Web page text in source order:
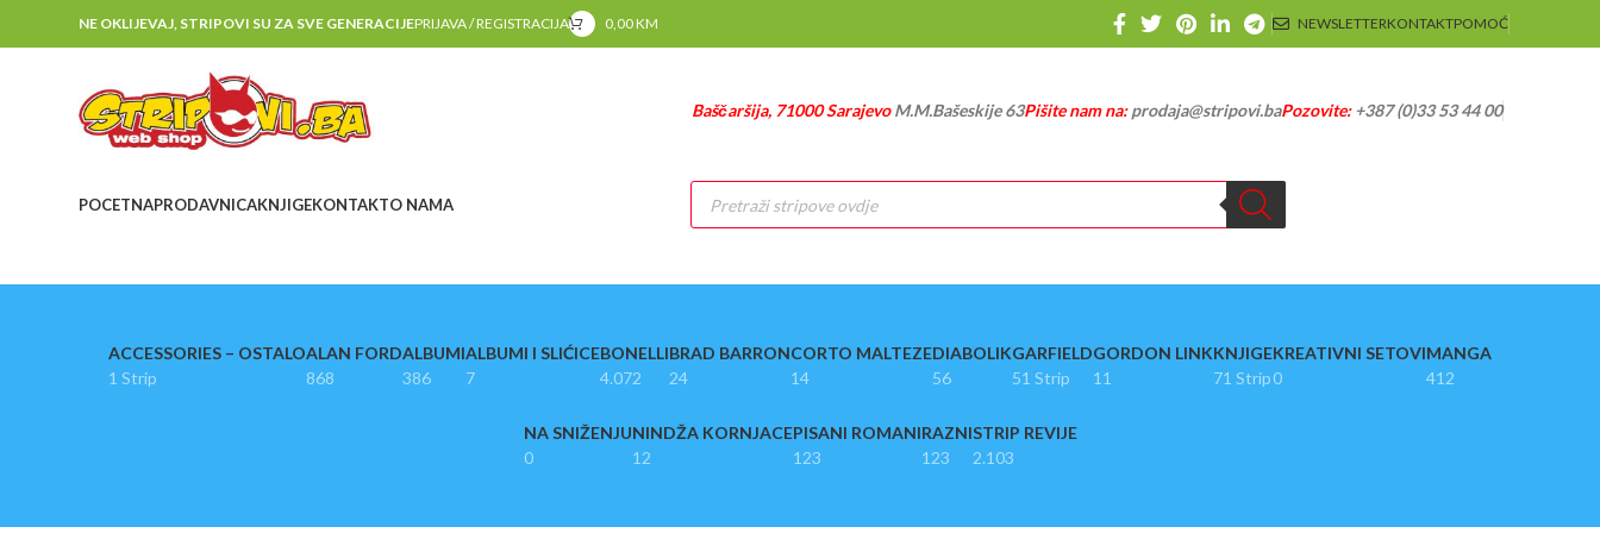
NE OKLIJEVAJ, STRIPOVI SU ZA SVE GENERACIJEPRIJAVA / REGISTRACIJA 0,00KM NEWSLETTERKONTAKTPOMOĆ
Baščaršija, 71000 SarajevoM.M.Bašeskije 63Pišite nam na:prodaja@stripovi.baPozovite:+387 (0)33 53 44 00
POCETNAPRODAVNICAKNJIGEKONTAKTO NAMA
Products
search
ACCESSORIES – OSTALO
1 Strip
ALAN FORD
868
ALBUMI
386
ALBUMI I SLIĆICE
7
BONELLI
4.072
BRAD BARRON
24
CORTO MALTEZE
14
DIABOLIK
56
GARFIELD
51 Strip
GORDON LINK
11
KNJIGE
71 Strip
KREATIVNI SETOVI
0
MANGA
412
NA SNIŽENJU
0
NINDŽA KORNJACE
12
PISANI ROMANI
123
RAZNI
123
STRIP REVIJE
2.103